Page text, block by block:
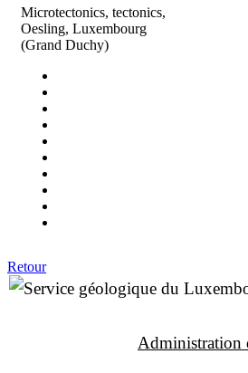
Microtectonics, tectonics,
Oesling, Luxembourg
(Grand Duchy)
Retour
Administration